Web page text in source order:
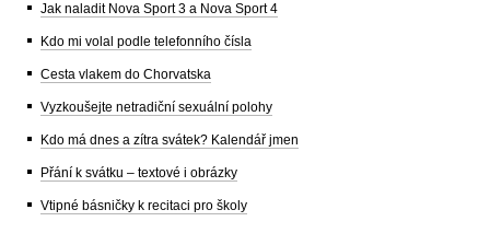
Jak naladit Nova Sport 3 a Nova Sport 4
Kdo mi volal podle telefonního čísla
Cesta vlakem do Chorvatska
Vyzkoušejte netradiční sexuální polohy
Kdo má dnes a zítra svátek? Kalendář jmen
Přání k svátku – textové i obrázky
Vtipné básničky k recitaci pro školy